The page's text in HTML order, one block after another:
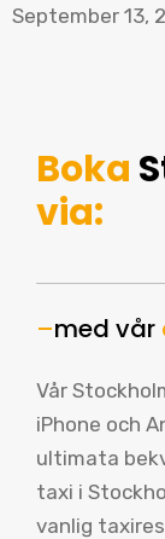
September 13,
Boka
via:
–med vår
Vår
iPhone och
ultimata
taxi i
vanlig